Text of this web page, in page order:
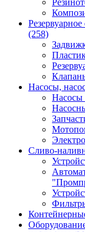
(258)
Насосы,
Насосы
Сливо-